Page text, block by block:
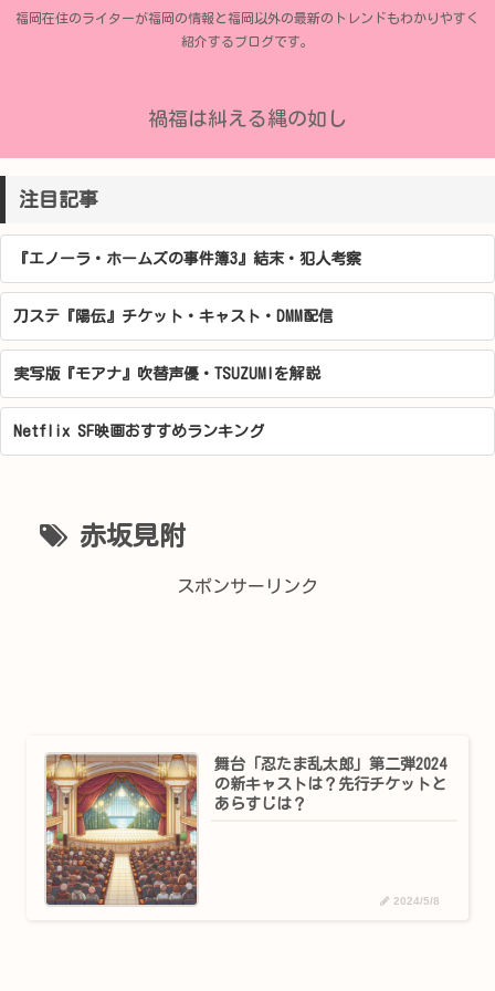
福岡在住のライターが福岡の情報と福岡以外の最新のトレンドもわかりやすく
紹介するブログです。
禍福は糾える縄の如し
注目記事
『エノーラ・ホームズの事件簿3』結末・犯人考察
刀ステ『陽伝』チケット・キャスト・DMM配信
実写版『モアナ』吹替声優・TSUZUMIを解説
Netflix SF映画おすすめランキング
赤坂見附
スポンサーリンク
舞台「忍たま乱太郎」第二弾2024
の新キャストは？先行チケットと
あらすじは？
2024/5/8